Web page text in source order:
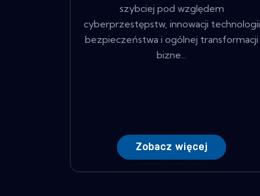
szybciej pod względem
cyberprzestępstw, innowacji technologii
bezpieczeństwa i ogólnej transformacji
bizne...
Zobacz więcej